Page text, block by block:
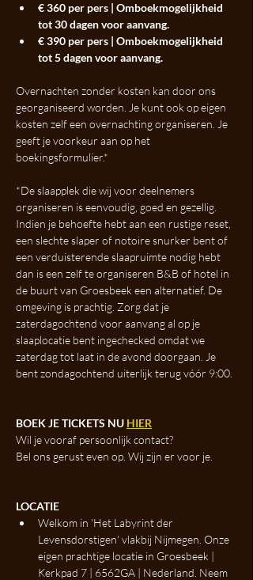
€ 360 per pers | Omboekmogelijkheid
tot 30 dagen voor aanvang.
€ 390 per pers | Omboekmogelijkheid
tot 5 dagen voor aanvang.
Overnachten zonder kosten kan door ons
georganiseerd worden. Je kunt ook op eigen
kosten zelf een overnachting organiseren. Je
geeft je voorkeur aan op het
boekingsformulier.*
*De slaapplek die wij voor deelnemers
organiseren is eenvoudig, goed en gezellig.
Indien je behoefte hebt aan een rustige reset,
een slechte slaper of notoire snurker bent of
een verduisterende slaapruimte nodig hebt
dan is een zelf te organiseren B&B of hotel in
de buurt van Groesbeek een alternatief. De
omgeving is prachtig. Zorg dat je
zaterdagochtend voor aanvang al op je
slaaplocatie bent ingechecked omdat we
zaterdag tot laat in de avond doorgaan. Je
bent zondagochtend uiterlijk terug vóór 9:00.
BOEK JE TICKETS NU HIER
Wil je vooraf persoonlijk contact?
Bel ons gerust even op. Wij zijn er voor je.
LOCATIE
Welkom in 'Het Labyrint der
Levensdorstigen' vlakbij Nijmegen. Onze
eigen prachtige locatie in Groesbeek |
Kerkpad 7 | 6562GA | Nederland. Neem